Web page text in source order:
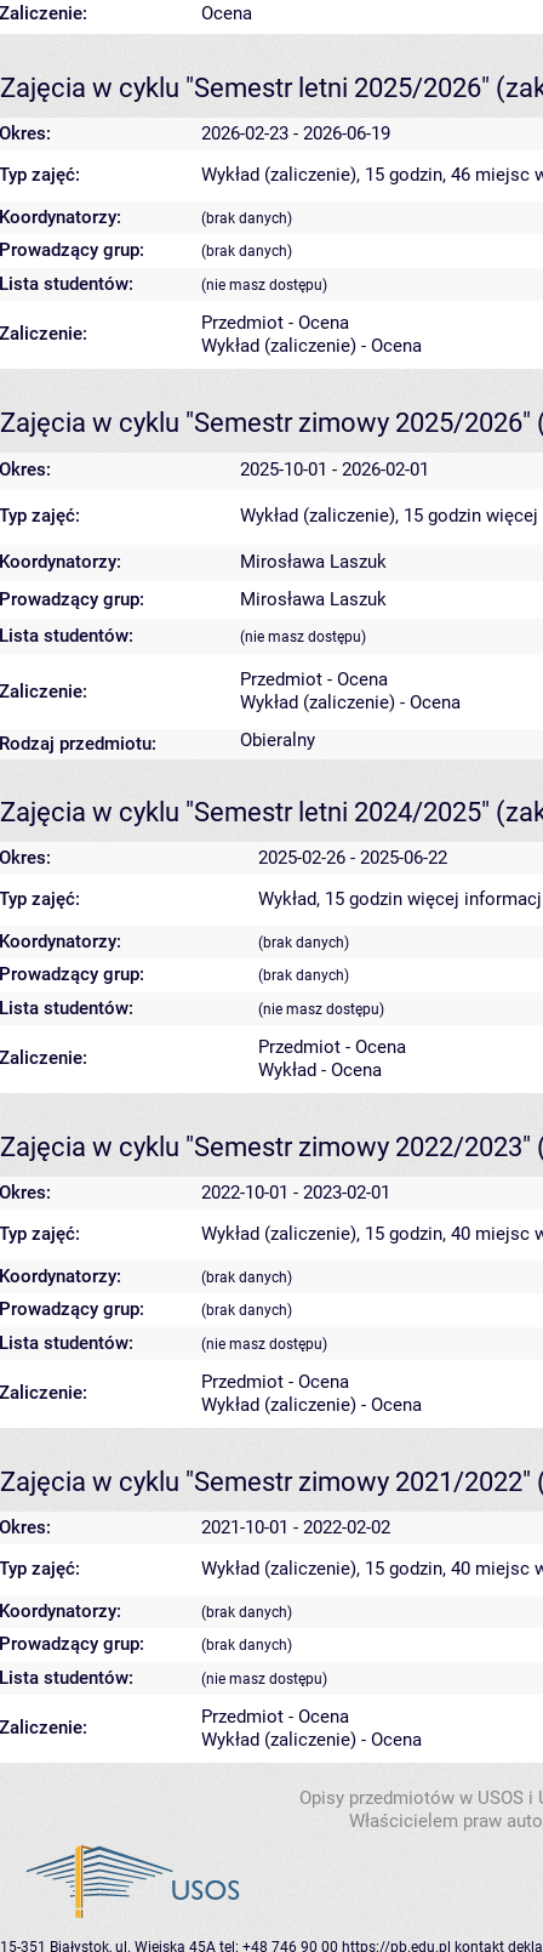
Zaliczenie: Ocena
Zajęcia w cyklu "Semestr letni 2025/2026"
Okres:
2026-02-23 - 2026-06-19
Typ zajęć:
Wykład (zaliczenie), 15 godzin, 46 miejsc
Koordynatorzy:
(brak danych)
Prowadzący grup: (brak danych)
Lista studentów: (nie masz dostępu)
Zaliczenie:
Przedmiot - Ocena
Wykład (zaliczenie) - Ocena
Zajęcia w cyklu "Semestr zimowy 2025/2026"
Okres: 2025-10-01 - 2026-02-01
Typ zajęć: Wykład (zaliczenie), 15 godzin
Koordynatorzy:
Mirosława Laszuk
Prowadzący grup:
Mirosława Laszuk
Lista studentów:
(nie masz dostępu)
Zaliczenie:
Przedmiot - Ocena
Wykład (zaliczenie) - Ocena
Rodzaj przedmiotu:
Obieralny
Zajęcia w cyklu "Semestr letni 2024/2025"
Okres:
2025-02-26 - 2025-06-22
Typ zajęć:
Wykład, 15 godzin więcej
Koordynatorzy:
(brak danych)
Prowadzący grup: (brak danych)
Lista studentów: (nie masz dostępu)
Zaliczenie:
Przedmiot - Ocena
Wykład - Ocena
Zajęcia w cyklu "Semestr zimowy 2022/2023"
Okres:
2022-10-01 - 2023-02-01
Typ zajęć:
Wykład (zaliczenie), 15 godzin, 40 miejsc
Koordynatorzy:
(brak danych)
Prowadzący grup: (brak danych)
Lista studentów: (nie masz dostępu)
Zaliczenie:
Przedmiot - Ocena
Wykład (zaliczenie) - Ocena
Zajęcia w cyklu "Semestr zimowy 2021/2022"
Okres:
2021-10-01 - 2022-02-02
Typ zajęć:
Wykład (zaliczenie), 15 godzin, 40 miejsc
Koordynatorzy:
(brak danych)
Prowadzący grup: (brak danych)
Lista studentów: (nie masz dostępu)
Zaliczenie:
Przedmiot - Ocena
Wykład (zaliczenie) - Ocena
Opisy przedmiotów w USOS
Właścicielem praw
15-351 Białystok, ul. Wiejska 45A tel: +48 746 90 00 https://pb.edu.pl kontakt